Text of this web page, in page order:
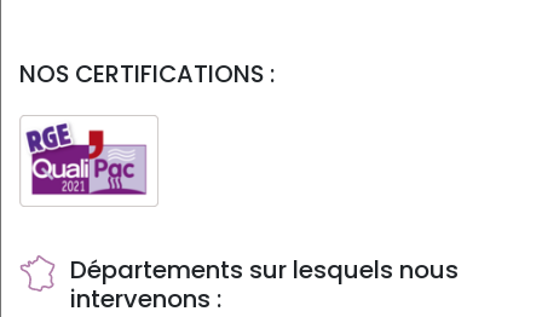
NOS CERTIFICATIONS :
Départements sur lesquels nous
intervenons :